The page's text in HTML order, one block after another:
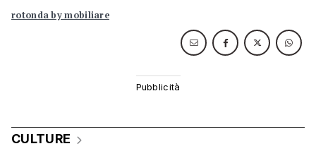
rotonda by mobiliare
CULTURE